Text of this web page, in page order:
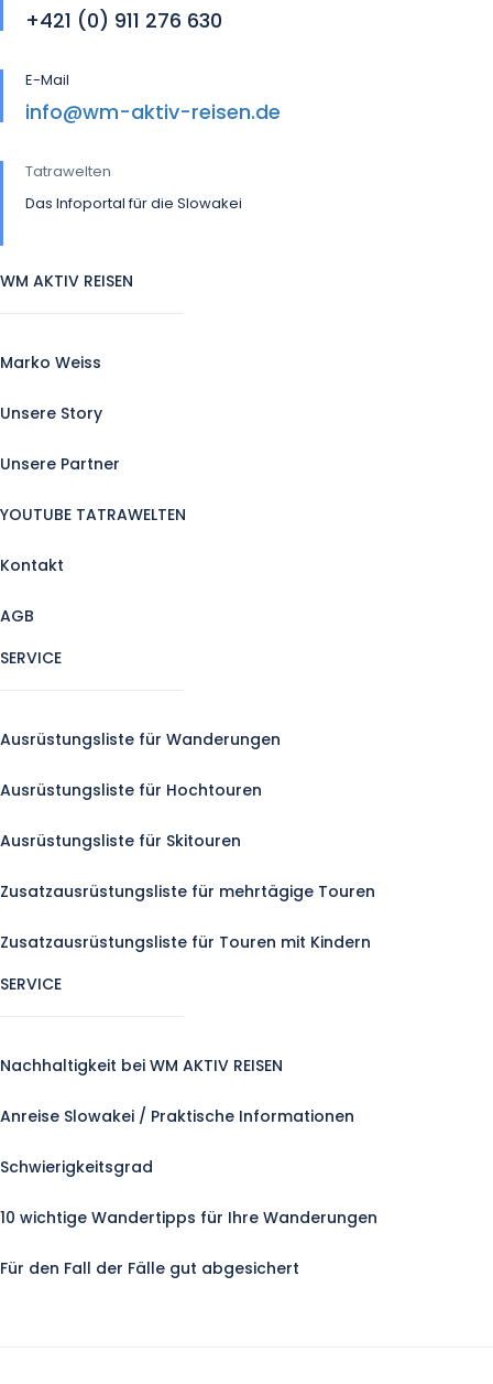
+421 (0) 911 276 630
E-Mail
info@wm-aktiv-reisen.de
Tatrawelten
Das Infoportal für die Slowakei
WM AKTIV REISEN
Marko Weiss
Unsere Story
Unsere Partner
YOUTUBE TATRAWELTEN
Kontakt
AGB
SERVICE
Ausrüstungsliste für Wanderungen
Ausrüstungsliste für Hochtouren
Ausrüstungsliste für Skitouren
Zusatzausrüstungsliste für mehrtägige Touren
Zusatzausrüstungsliste für Touren mit Kindern
SERVICE
Nachhaltigkeit bei WM AKTIV REISEN
Anreise Slowakei / Praktische Informationen
Schwierigkeitsgrad
10 wichtige Wandertipps für Ihre Wanderungen
Für den Fall der Fälle gut abgesichert